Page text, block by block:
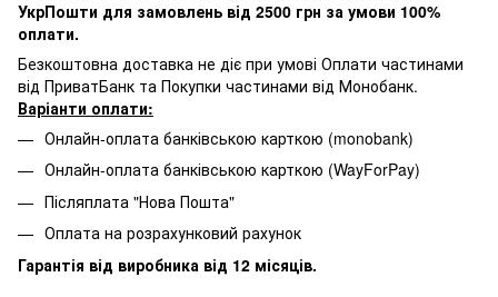
УкрПошти для замовлень від 2500 грн за умови 100%
оплати.
Безкоштовна доставка не діє при умові Оплати частинами
від ПриватБанк та Покупки частинами від Монобанк.
Варіанти оплати:
Онлайн-оплата банківською карткою (monobank)
Онлайн-оплата банківською карткою (WayForPay)
Післяплата "Нова Пошта"
Оплата на розрахунковий рахунок
Гарантія від виробника від 12 місяців.